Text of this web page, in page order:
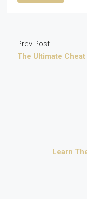
Prev Post
The Ultimate
Learn